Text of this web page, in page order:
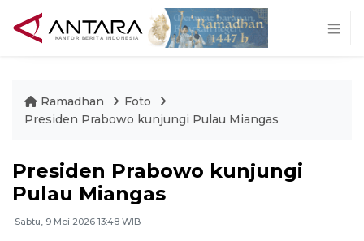
Ramadhan
Foto
Presiden Prabowo kunjungi Pulau Miangas
Presiden Prabowo kunjungi
Pulau Miangas
Sabtu, 9 Mei 2026 13:48 WIB